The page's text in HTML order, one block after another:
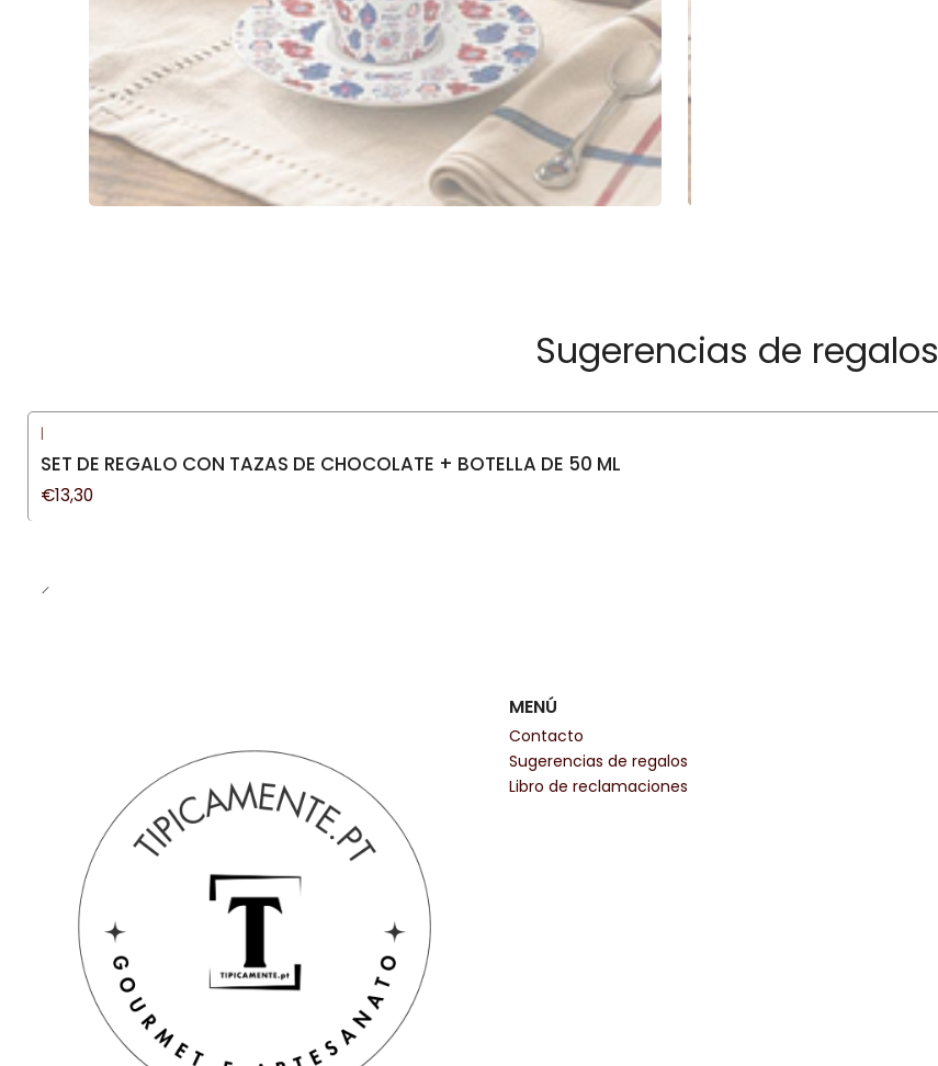
Sugerencias de regalos
|
SET DE REGALO CON TAZAS DE CHOCOLATE + BOTELLA DE 50 ML
€13,30
MENÚ
Contacto
Sugerencias de regalos
Libro de reclamaciones